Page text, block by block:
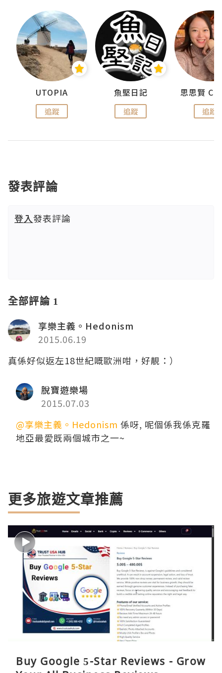
UTOPIA
追蹤
魚堅日記
追蹤 追蹤
發表評論
登入發表評論
全部評論 1
享樂主義。Hedonism
2015.06.19
真係好似返左18世紀嘅歐洲咁，好靚：）
脫寶遊樂場
2015.07.03
@享樂主義。Hedonism 係呀, 呢個係我係克羅
地亞最愛既兩個城市之一~
更多旅遊文章推薦
Buy Google 5-Star Reviews - Grow